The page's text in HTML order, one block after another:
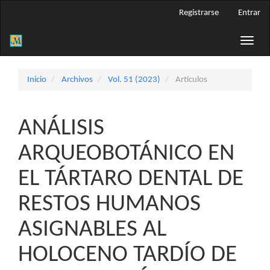
Barra
Registrarse Entrar
Toggle
Inicio Archivos Vol. 51 (2023) Artículos
ANÁLISIS
ARQUEOBOTÁNICO EN
EL TÁRTARO DENTAL DE
RESTOS HUMANOS
ASIGNABLES AL
HOLOCENO TARDÍO DE